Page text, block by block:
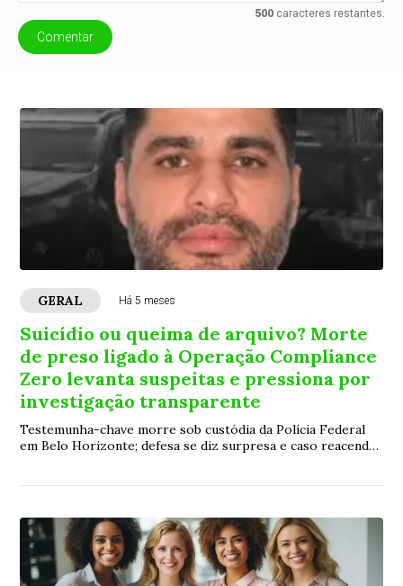
500caracteres restantes.
Comentar
GERAL Há 5 meses
Suicídio ou queima de arquivo? Morte
de preso ligado à Operação Compliance
Zero levanta suspeitas e pressiona por
investigação transparente
Testemunha-chave morre sob custódia da Polícia Federal
em Belo Horizonte; defesa se diz surpresa e caso reacende